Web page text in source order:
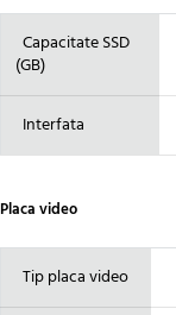
Capacitate SSD
(GB)
Interfata
Placa video
Tip placa video